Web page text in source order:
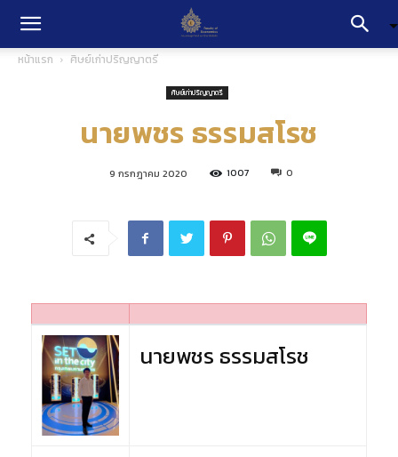
หน้าแรก ศิษย์เก่าปริญญาตรี
ศิษย์เก่าปริญญาตรี
นายพชร ธรรมสโรช
9 กรกฎาคม 2020 1007 0
นายพชร ธรรมสโรช